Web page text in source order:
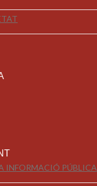
INFORMACIÓ PÚBLICA